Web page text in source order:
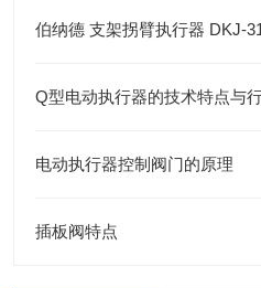
伯纳德 支架拐臂执行器 DKJ-
Q型电动执行器的技术特点与
电动执行器控制阀门的原理
插板阀特点